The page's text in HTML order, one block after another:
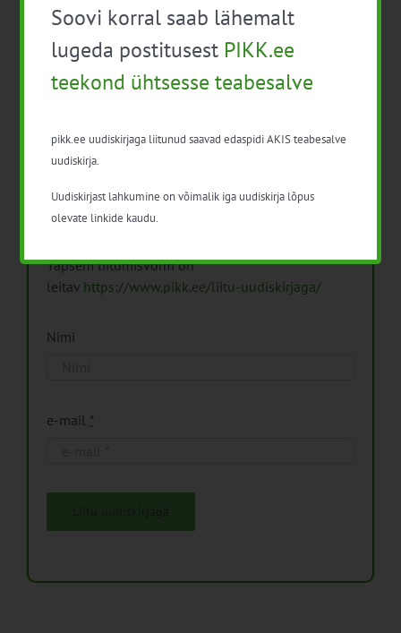
Pikk.ee uudiskirjaga liitumine.
Isikuandmeid töötleme vastavalt
Isikuandmete
Täpsem liitumisvorm on
leitav https://www.pikk.ee/liitu-uudiskirjaga/
Nimi
e-mail *
Soovi korral saab lähemalt
lugeda postitusest PIKK.ee
teekond ühtsesse teabesalve
pikk.ee uudiskirjaga liitunud saavad edaspidi AKIS teabesalve
uudiskirja.
Uudiskirjast lahkumine on võimalik iga uudiskirja lõpus
olevate linkide kaudu.